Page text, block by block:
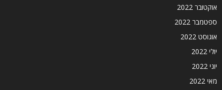
אוקטובר 2022
ספטמבר 2022
אוגוסט 2022
יולי 2022
יוני 2022
מאי 2022